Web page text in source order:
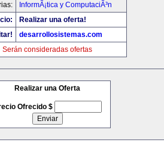
InformÃ¡tica y ComputaciÃ³n
Realizar una oferta!
desarrollosistemas.com
Serán consideradas ofertas
Realizar una Oferta
Ofrecido $